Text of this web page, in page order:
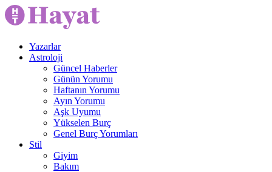
Yazarlar
Astroloji
Güncel Haberler
Günün Yorumu
Haftanın Yorumu
Ayın Yorumu
Aşk Uyumu
Yükselen Burç
Genel Burç Yorumları
Stil
Giyim
Bakım